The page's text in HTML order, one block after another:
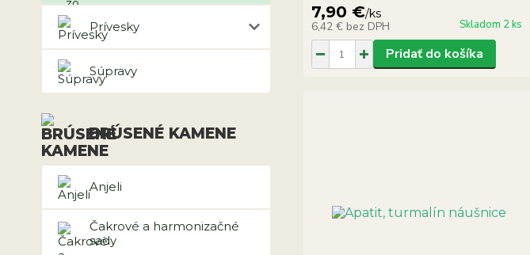
Prívesky
Súpravy
BRÚSENÉ KAMENE
Anjeli
Čakrové a harmonizačné
sady
7,90 €/ks
6,42 € bez DPH Skladom 2 ks
Pridať do košíka